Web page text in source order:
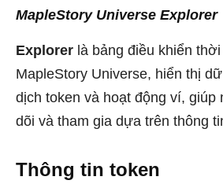
MapleStory Universe Explorer
Explorer là bảng điều khiển
MapleStory Universe, hiển thị
dịch token và hoạt động ví, giúp
dõi và tham gia dựa trên thông
Thông tin token